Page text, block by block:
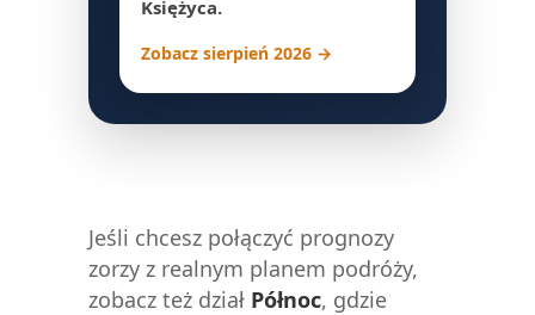
Księżyca.
Zobacz sierpień 2026 →
Jeśli chcesz połączyć prognozy
zorzy z realnym planem podróży,
zobacz też dział Północ, gdzie